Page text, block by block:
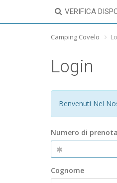
VERIFICA
Camping Covelo
Login
Benvenuti Nel
Numero di
Cognome